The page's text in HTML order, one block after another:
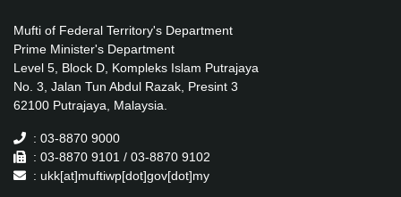
Mufti of Federal Territory's Department
Prime Minister's Department
Level 5, Block D, Kompleks Islam Putrajaya
No. 3, Jalan Tun Abdul Razak, Presint 3
62100 Putrajaya, Malaysia.
: 03-8870 9000
: 03-8870 9101 / 03-8870 9102
: ukk[at]muftiwp[dot]gov[dot]my